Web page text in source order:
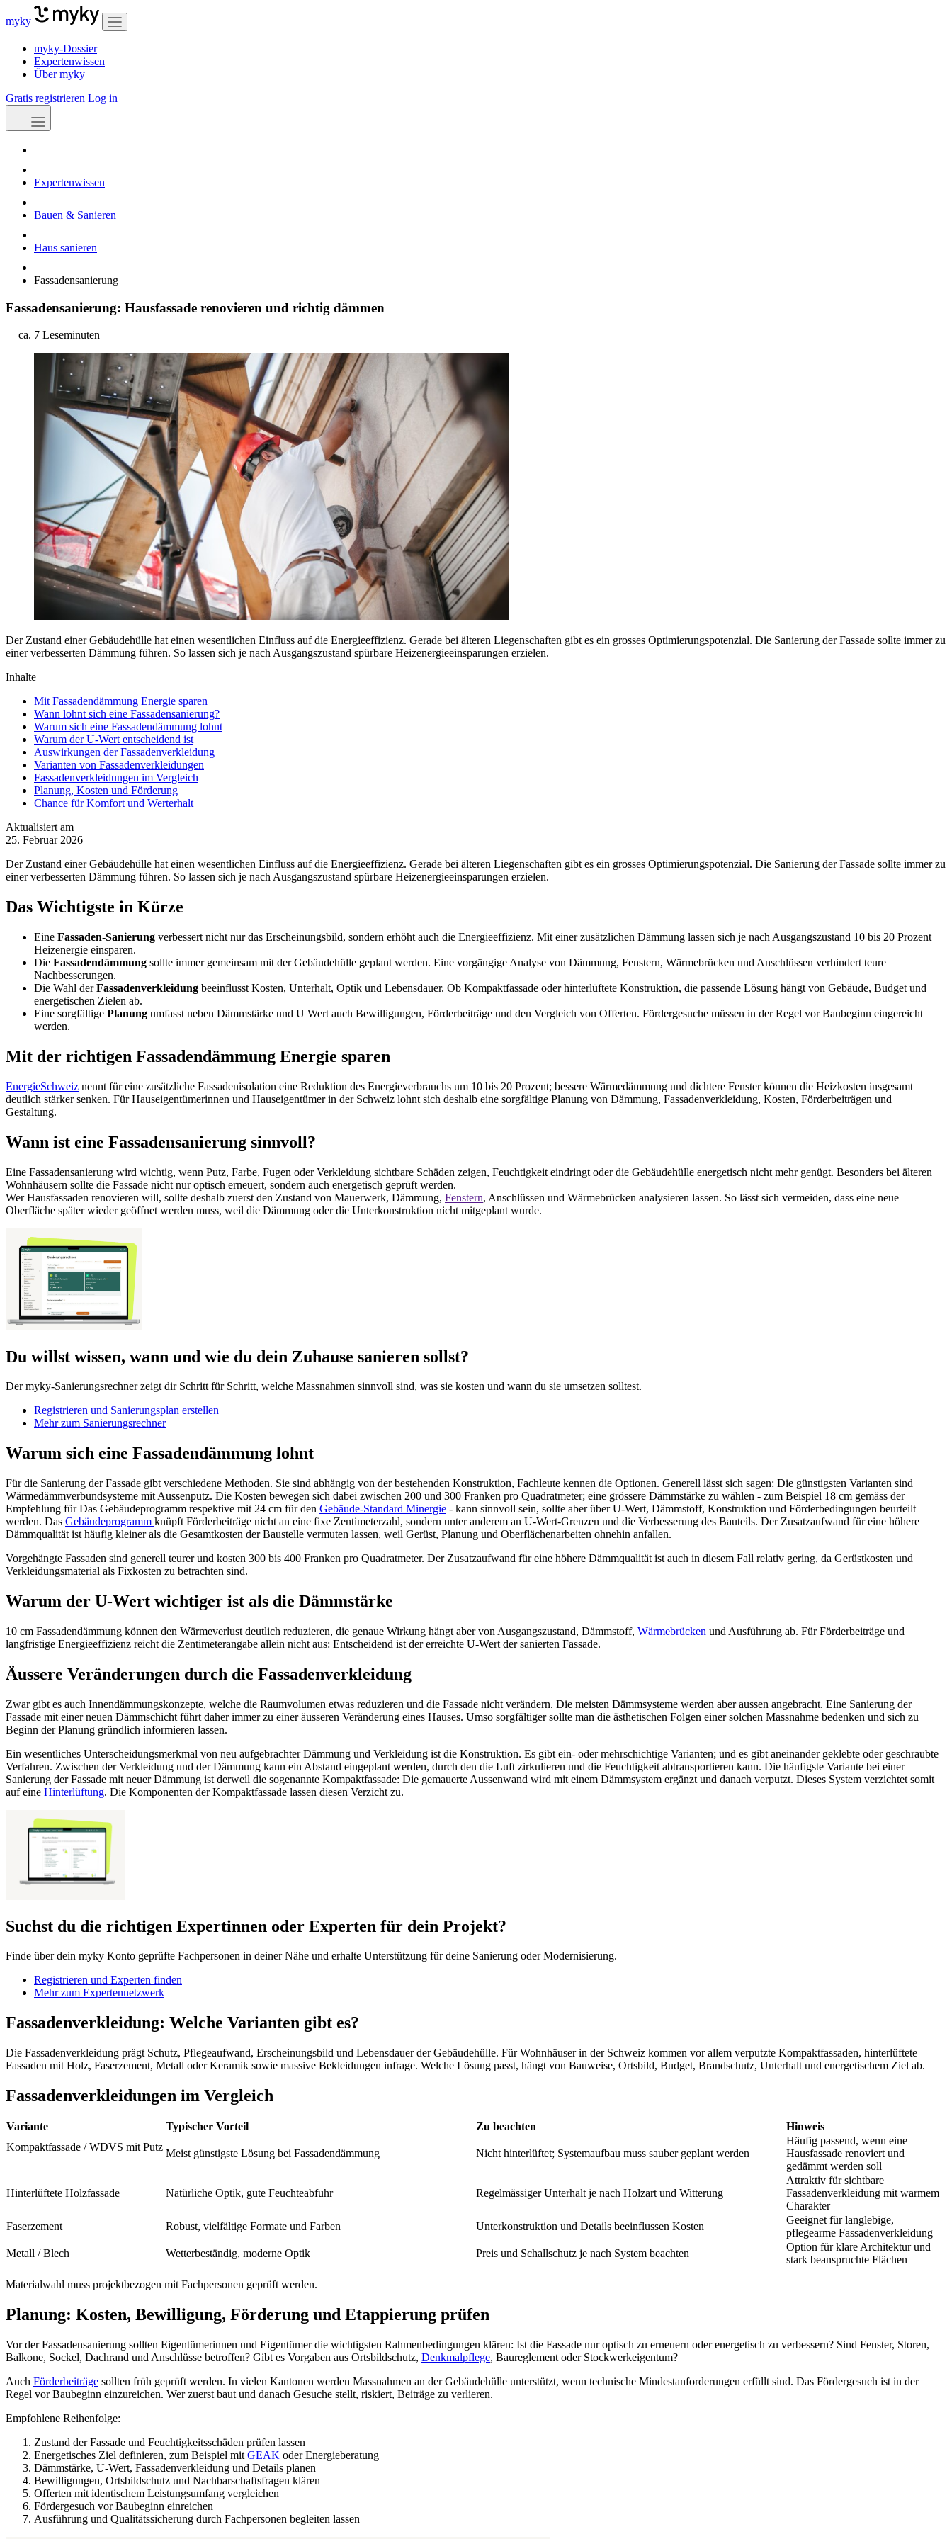
myky
myky-Dossier
Expertenwissen
Über myky
Gratis registrieren Log in
Expertenwissen
Bauen & Sanieren
Haus sanieren
Fassadensanierung
Fassadensanierung: Hausfassade renovieren und richtig dämmen
ca. 7 Leseminuten
Der Zustand einer Gebäudehülle hat einen wesentlichen Einfluss auf die Energieeffizienz. Gerade bei älteren Liegenschaften gibt es ein grosses Optimierungspotenzial. Die Sanierung der Fassade sollte immer zu
einer verbesserten Dämmung führen. So lassen sich je nach Ausgangszustand spürbare Heizenergieeinsparungen erzielen.
Inhalte
Mit Fassadendämmung Energie sparen
Wann lohnt sich eine Fassadensanierung?
Warum sich eine Fassadendämmung lohnt
Warum der U-Wert entscheidend ist
Auswirkungen der Fassadenverkleidung
Varianten von Fassadenverkleidungen
Fassadenverkleidungen im Vergleich
Planung, Kosten und Förderung
Chance für Komfort und Werterhalt
Aktualisiert am
25. Februar 2026
Der Zustand einer Gebäudehülle hat einen wesentlichen Einfluss auf die Energieeffizienz. Gerade bei älteren Liegenschaften gibt es ein grosses Optimierungspotenzial. Die Sanierung der Fassade sollte immer zu
einer verbesserten Dämmung führen. So lassen sich je nach Ausgangszustand spürbare Heizenergieeinsparungen erzielen.
Das Wichtigste in Kürze
Eine Fassaden-Sanierung verbessert nicht nur das Erscheinungsbild, sondern erhöht auch die Energieeffizienz. Mit einer zusätzlichen Dämmung lassen sich je nach Ausgangszustand 10 bis 20 Prozent
Heizenergie einsparen.
Die Fassadendämmung sollte immer gemeinsam mit der Gebäudehülle geplant werden. Eine vorgängige Analyse von Dämmung, Fenstern, Wärmebrücken und Anschlüssen verhindert teure
Nachbesserungen.
Die Wahl derFassadenverkleidung beeinflusst Kosten, Unterhalt, Optik und Lebensdauer. Ob Kompaktfassade oder hinterlüftete Konstruktion, die passende Lösung hängt von Gebäude, Budget und
energetischen Zielen ab.
Eine sorgfältige Planung umfasst neben Dämmstärke und U Wert auch Bewilligungen, Förderbeiträge und den Vergleich von Offerten. Fördergesuche müssen in der Regel vor Baubeginn eingereicht
werden.
Mit der richtigen Fassadendämmung Energie sparen
EnergieSchweiz nennt für eine zusätzliche Fassadenisolation eine Reduktion des Energieverbrauchs um 10 bis 20 Prozent; bessere Wärmedämmung und dichtere Fenster können die Heizkosten insgesamt
deutlich stärker senken. Für Hauseigentümerinnen und Hauseigentümer in der Schweiz lohnt sich deshalb eine sorgfältige Planung von Dämmung, Fassadenverkleidung, Kosten, Förderbeiträgen und
Gestaltung.
Wann ist eine Fassadensanierung sinnvoll?
Eine Fassadensanierung wird wichtig, wenn Putz, Farbe, Fugen oder Verkleidung sichtbare Schäden zeigen, Feuchtigkeit eindringt oder die Gebäudehülle energetisch nicht mehr genügt. Besonders bei älteren
Wohnhäusern sollte die Fassade nicht nur optisch erneuert, sondern auch energetisch geprüft werden.
Wer Hausfassaden renovieren will, sollte deshalb zuerst den Zustand von Mauerwerk, Dämmung, Fenstern, Anschlüssen und Wärmebrücken analysieren lassen. So lässt sich vermeiden, dass eine neue
Oberfläche später wieder geöffnet werden muss, weil die Dämmung oder die Unterkonstruktion nicht mitgeplant wurde.
Du willst wissen, wann und wie du dein Zuhause sanieren sollst?
Der myky-Sanierungsrechner zeigt dir Schritt für Schritt, welche Massnahmen sinnvoll sind, was sie kosten und wann du sie umsetzen solltest.
Registrieren und Sanierungsplan erstellen
Mehr zum Sanierungsrechner
Warum sich eine Fassadendämmung lohnt
Für die Sanierung der Fassade gibt verschiedene Methoden. Sie sind abhängig von der bestehenden Konstruktion, Fachleute kennen die Optionen. Generell lässt sich sagen: Die günstigsten Varianten sind
Wärmedämmverbundsysteme mit Aussenputz. Die Kosten bewegen sich dabei zwischen 200 und 300 Franken pro Quadratmeter; eine grössere Dämmstärke zu wählen - zum Beispiel 18 cm gemäss der
Empfehlung für Das Gebäudeprogramm respektive mit 24 cm für den Gebäude-Standard Minergie - kann sinnvoll sein, sollte aber über U-Wert, Dämmstoff, Konstruktion und Förderbedingungen beurteilt
werden. Das Gebäudeprogramm knüpft Förderbeiträge nicht an eine fixe Zentimeterzahl, sondern unter anderem an U-Wert-Grenzen und die Verbesserung des Bauteils. Der Zusatzaufwand für eine höhere
Dämmqualität ist häufig kleiner als die Gesamtkosten der Baustelle vermuten lassen, weil Gerüst, Planung und Oberflächenarbeiten ohnehin anfallen.
Vorgehängte Fassaden sind generell teurer und kosten 300 bis 400 Franken pro Quadratmeter. Der Zusatzaufwand für eine höhere Dämmqualität ist auch in diesem Fall relativ gering, da Gerüstkosten und
Verkleidungsmaterial als Fixkosten zu betrachten sind.
Warum der U-Wert wichtiger ist als die Dämmstärke
10 cm Fassadendämmung können den Wärmeverlust deutlich reduzieren, die genaue Wirkung hängt aber von Ausgangszustand, Dämmstoff, Wärmebrücken und Ausführung ab. Für Förderbeiträge und
langfristige Energieeffizienz reicht die Zentimeterangabe allein nicht aus: Entscheidend ist der erreichte U-Wert der sanierten Fassade.
Äussere Veränderungen durch die Fassadenverkleidung
Zwar gibt es auch Innendämmungskonzepte, welche die Raumvolumen etwas reduzieren und die Fassade nicht verändern. Die meisten Dämmsysteme werden aber aussen angebracht. Eine Sanierung der
Fassade mit einer neuen Dämmschicht führt daher immer zu einer äusseren Veränderung eines Hauses. Umso sorgfältiger sollte man die ästhetischen Folgen einer solchen Massnahme bedenken und sich zu
Beginn der Planung gründlich informieren lassen.
Ein wesentliches Unterscheidungsmerkmal von neu aufgebrachter Dämmung und Verkleidung ist die Konstruktion. Es gibt ein- oder mehrschichtige Varianten; und es gibt aneinander geklebte oder geschraubte
Verfahren. Zwischen der Verkleidung und der Dämmung kann ein Abstand eingeplant werden, durch den die Luft zirkulieren und die Feuchtigkeit abtransportieren kann. Die häufigste Variante bei einer
Sanierung der Fassade mit neuer Dämmung ist derweil die sogenannte Kompaktfassade: Die gemauerte Aussenwand wird mit einem Dämmsystem ergänzt und danach verputzt. Dieses System verzichtet somit
auf eine Hinterlüftung. Die Komponenten der Kompaktfassade lassen diesen Verzicht zu.
Suchst du die richtigen Expertinnen oder Experten für dein Projekt?
Finde über dein myky Konto geprüfte Fachpersonen in deiner Nähe und erhalte Unterstützung für deine Sanierung oder Modernisierung.
Registrieren und Experten finden
Mehr zum Expertennetzwerk
Fassadenverkleidung: Welche Varianten gibt es?
Die Fassadenverkleidung prägt Schutz, Pflegeaufwand, Erscheinungsbild und Lebensdauer der Gebäudehülle. Für Wohnhäuser in der Schweiz kommen vor allem verputzte Kompaktfassaden, hinterlüftete
Fassaden mit Holz, Faserzement, Metall oder Keramik sowie massive Bekleidungen infrage. Welche Lösung passt, hängt von Bauweise, Ortsbild, Budget, Brandschutz, Unterhalt und energetischem Ziel ab.
Fassadenverkleidungen im Vergleich
Variante Typischer Vorteil Zu beachten
Hinweis
Kompaktfassade / WDVS mit Putz
Meist günstigste Lösung bei Fassadendämmung Nicht hinterlüftet; Systemaufbau muss sauber geplant werden
Häufig passend, wenn eine
Hausfassade renoviert und
gedämmt werden soll
Hinterlüftete Holzfassade Natürliche Optik, gute Feuchteabfuhr Regelmässiger Unterhalt je nach Holzart und Witterung
Attraktiv für sichtbare
Fassadenverkleidung mit warmem
Charakter
Faserzement
Robust, vielfältige Formate und Farben Unterkonstruktion und Details beeinflussen Kosten
Geeignet für langlebige,
pflegearme Fassadenverkleidung
Metall / Blech
Wetterbeständig, moderne Optik Preis und Schallschutz je nach System beachten
Option für klare Architektur und
stark beanspruchte Flächen
Materialwahl muss projektbezogen mit Fachpersonen geprüft werden.
Planung: Kosten, Bewilligung, Förderung und Etappierung prüfen
Vor der Fassadensanierung sollten Eigentümerinnen und Eigentümer die wichtigsten Rahmenbedingungen klären: Ist die Fassade nur optisch zu erneuern oder energetisch zu verbessern? Sind Fenster, Storen,
Balkone, Sockel, Dachrand und Anschlüsse betroffen? Gibt es Vorgaben aus Ortsbildschutz, Denkmalpflege, Baureglement oder Stockwerkeigentum?
Auch Förderbeiträge sollten früh geprüft werden. In vielen Kantonen werden Massnahmen an der Gebäudehülle unterstützt, wenn technische Mindestanforderungen erfüllt sind. Das Fördergesuch ist in der
Regel vor Baubeginn einzureichen. Wer zuerst baut und danach Gesuche stellt, riskiert, Beiträge zu verlieren.
Empfohlene Reihenfolge:
Zustand der Fassade und Feuchtigkeitsschäden prüfen lassen
Energetisches Ziel definieren, zum Beispiel mit GEAK oder Energieberatung
Dämmstärke, U-Wert, Fassadenverkleidung und Details planen
Bewilligungen, Ortsbildschutz und Nachbarschaftsfragen klären
Offerten mit identischem Leistungsumfang vergleichen
Fördergesuch vor Baubeginn einreichen
Ausführung und Qualitätssicherung durch Fachpersonen begleiten lassen